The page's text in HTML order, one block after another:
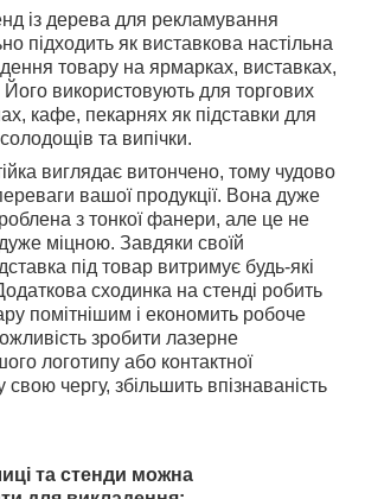
із дерева для рекламування
підходить як виставкова настільна
товару на ярмарках, виставках,
Його використовують для торгових
кафе, пекарнях як підставки для
та випічки.
виглядає витончено, тому чудово
вашої продукції. Вона дуже
з тонкої фанери, але це не
міцною. Завдяки своїй
під товар витримує будь-які
сходинка на стенді робить
помітнішим і економить робоче
зробити лазерне
логотипу або контактної
свою чергу, збільшить впізнаваність
та стенди можна